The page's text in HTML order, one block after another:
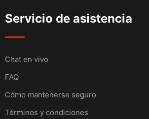
Servicio de asistencia
Chat en vivo
FAQ
Cómo mantenerse seguro
Términos y condiciones